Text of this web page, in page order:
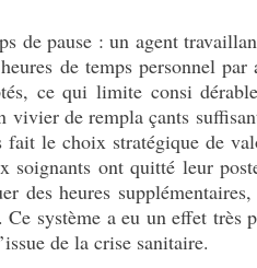
de pause : un agent
de temps personnel par
ce qui limite consi
vivier de rempla çants
fait le choix stratégique de
soignants ont quitté leur
des heures
Ce système a eu un effet très
de la crise sanitaire.